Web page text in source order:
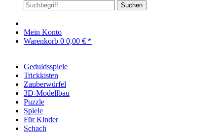
Suchen
Mein Konto
Warenkorb 0 0,00 € *
Geduldsspiele
Trickkisten
Zauberwürfel
3D-Modellbau
Puzzle
Spiele
Für Kinder
Schach